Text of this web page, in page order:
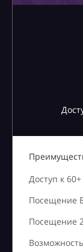
Доступ к
Посещение
Посещение